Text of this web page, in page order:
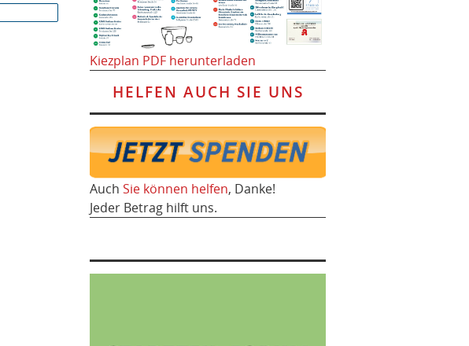
Kiezplan PDF herunterladen
HELFEN AUCH SIE UNS
Auch Sie können helfen, Danke!
Jeder Betrag hilft uns.